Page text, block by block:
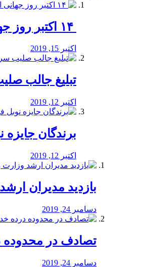
اکتبر 15, 2019
تبلیغ جالب
اکتبر 12, 2019
برندگان جایزه
اکتبر 12, 2019
بازدید مدیران
دسامبر 24, 2019
تصادف در محدوده
دسامبر 24, 2019